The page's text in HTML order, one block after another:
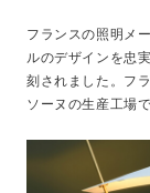
フランスの照明メ
ルのデザインを忠
刻されました。フ
ソーヌの生産工場